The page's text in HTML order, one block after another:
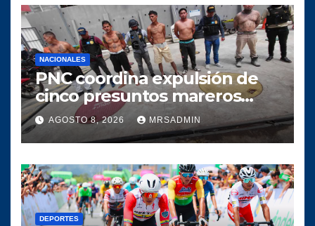
NACIONALES
PNC coordina expulsión de
cinco presuntos mareros
salvadoreños
AGOSTO 8, 2026 MRSADMIN
DEPORTES